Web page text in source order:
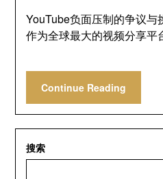
YouTube负面压制的争议与
作为全球最大的视频分享
Continue Reading
搜索